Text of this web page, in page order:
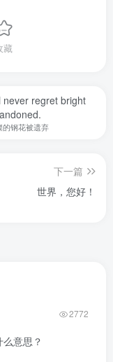
藏
never regret bright
的钢花被遗弃
下一篇
世界，您好！
2772
意思？